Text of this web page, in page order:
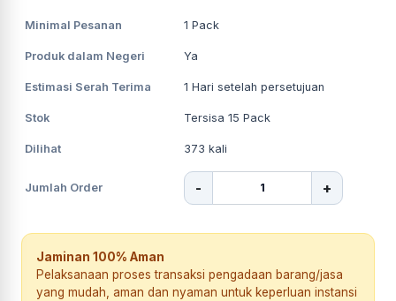
Minimal Pesanan 1 Pack
Produk dalam Negeri Ya
Estimasi Serah Terima 1 Hari setelah persetujuan
Stok Tersisa 15 Pack
Dilihat 373 kali
Jumlah Order - +
Jaminan 100% Aman
Pelaksanaan proses transaksi pengadaan barang/jasa
yang mudah, aman dan nyaman untuk keperluan instansi